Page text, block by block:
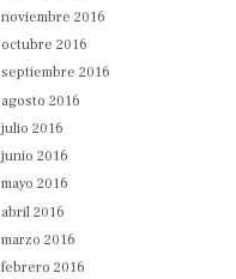
noviembre2016
octubre2016
septiembre2016
agosto2016
julio2016
junio2016
mayo2016
abril2016
marzo2016
febrero2016